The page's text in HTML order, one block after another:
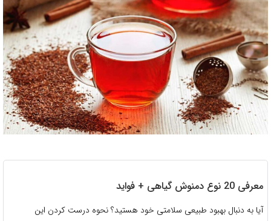
معرفی 20 نوع دمنوش گیاهی + فواید
آیا به دنبال بهبود طبیعی سلامتی خود هستید؟ نحوه درست کردن این